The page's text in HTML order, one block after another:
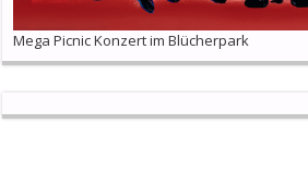
Mega Picnic Konzert im Blücherpark